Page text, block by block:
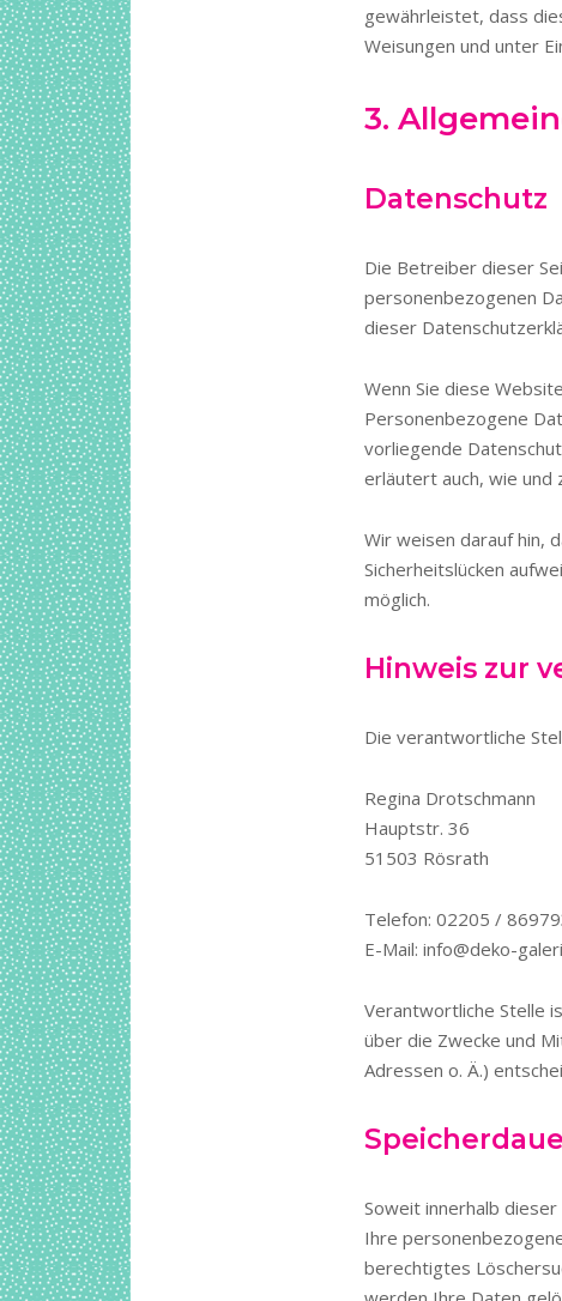
gewährleistet, dass
Weisungen und unter
3.
Datenschutz
Die Betreiber dieser
personenbezogenen
dieser
Wenn Sie diese
Personenbezogene
vorliegende
erläutert auch, wie und
Wir weisen darauf hin,
Sicherheitslücken
möglich.
Hinweis zur
Die verantwortliche
Regina Drotschmann
Hauptstr. 36
51503 Rösrath
Telefon: 02205 /
E-Mail: info@deko-
Verantwortliche Stelle
über die Zwecke und
Adressen o. Ä.)
Soweit innerhalb
Ihre
berechtigtes